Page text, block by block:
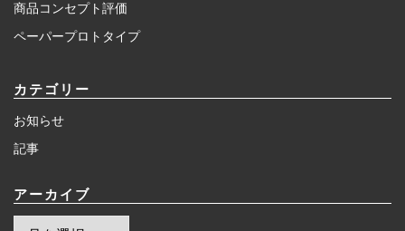
商品コンセプト評価
ペーパープロトタイプ
カテゴリー
お知らせ
記事
アーカイブ